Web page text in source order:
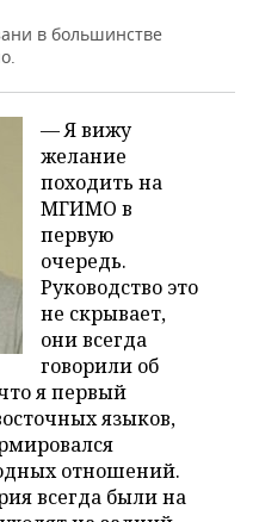
в большинстве
— Я вижу
желание
походить на
МГИМО в
первую
очередь.
Руководство это
не скрывает,
они всегда
говорили об
я первый
языков,
отношений.
всегда были на